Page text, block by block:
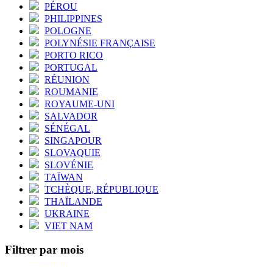
PÉROU
PHILIPPINES
POLOGNE
POLYNÉSIE FRANÇAISE
PORTO RICO
PORTUGAL
RÉUNION
ROUMANIE
ROYAUME-UNI
SALVADOR
SÉNÉGAL
SINGAPOUR
SLOVAQUIE
SLOVÉNIE
TAÏWAN
TCHÈQUE, RÉPUBLIQUE
THAÏLANDE
UKRAINE
VIET NAM
Filtrer par mois